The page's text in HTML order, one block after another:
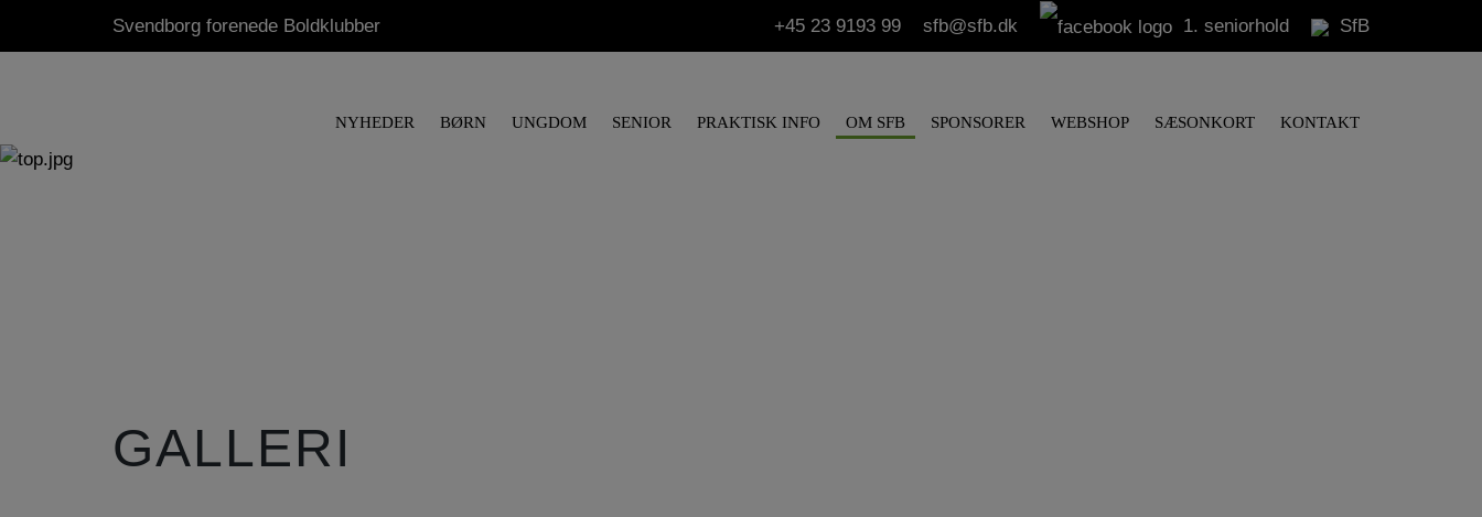
Svendborg forenede Boldklubber SfB
1. seniorhold
sfb@sfb.dk
+45 23 9193 99
NYHEDER BØRN UNGDOM SENIOR PRAKTISK INFO OM SFB SPONSORER WEBSHOP SÆSONKORT KONTAKT
GALLERI